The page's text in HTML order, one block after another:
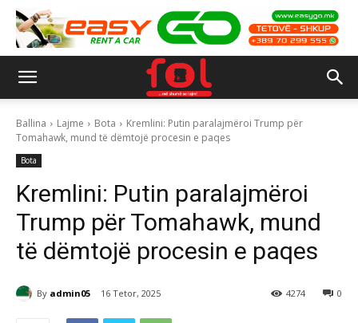
Ballina Lajme Bota
Kremlini: Putin paralajmëroi Trump për
Tomahawk, mund të dëmtojë procesin e paqes
Bota
Kremlini: Putin paralajmëroi
Trump për Tomahawk, mund
të dëmtojë procesin e paqes
By admin05 16 Tetor, 2025 0
4274